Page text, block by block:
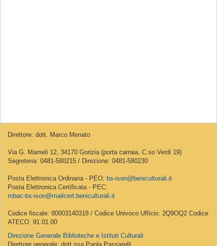
Direttore: dott. Marco Menato
Via G. Mameli 12, 34170 Gorizia (porta carraia, C.so Verdi 19)
Segreteria: 0481-580215 / Direzione: 0481-580230
Posta Elettronica Ordinaria - PEO: bs-ison@beniculturali.it
Posta Elettronica Certificata - PEC:
mbac-bs-ison@mailcert.beniculturali.it
Codice fiscale: 80003140318 / Codice Univoco Ufficio: 2Q9OQ2 Codice
ATECO: 91.01.00
Direzione Generale Biblioteche e Istituti Culturali
Direttore generale: dott.ssa Paola Passarelli